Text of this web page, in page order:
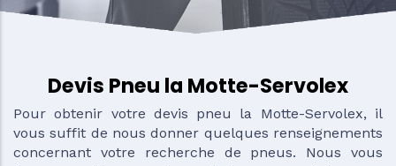
Devis Pneu la Motte-Servolex
Pour obtenir votre devis pneu la Motte-Servolex, il
vous suffit de nous donner quelques renseignements
concernant votre recherche de pneus. Nous vous